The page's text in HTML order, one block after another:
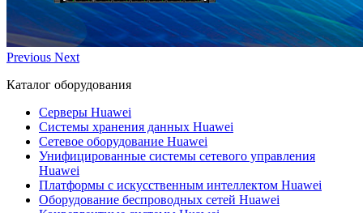
Previous Next
Каталог оборудования
Серверы Huawei
Системы хранения данных Huawei
Сетевое оборудование Huawei
Унифицированные системы сетевого управления
Huawei
Платформы с искусственным интеллектом Huawei
Оборудование беспроводных сетей Huawei